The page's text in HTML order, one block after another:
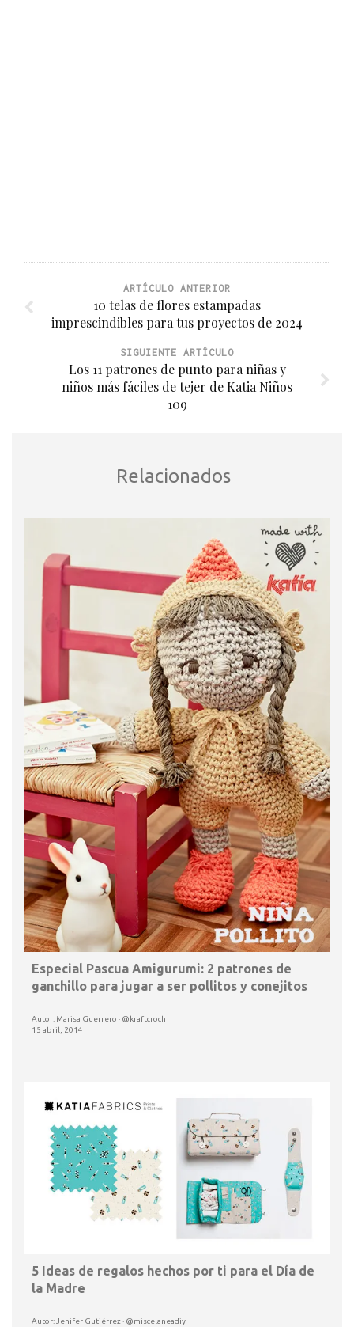
ARTÍCULO ANTERIOR
10 telas de flores estampadas
imprescindibles para tus proyectos de 2024
SIGUIENTE ARTÍCULO
Los 11 patrones de punto para niñas y
niños más fáciles de tejer de Katia Niños
109
Relacionados
Especial Pascua Amigurumi: 2 patrones de
ganchillo para jugar a ser pollitos y conejitos
Autor: Marisa Guerrero · @kraftcroch
15 abril, 2014
5 Ideas de regalos hechos por ti para el Día de
la Madre
Autor: Jenifer Gutiérrez · @miscelaneadiy